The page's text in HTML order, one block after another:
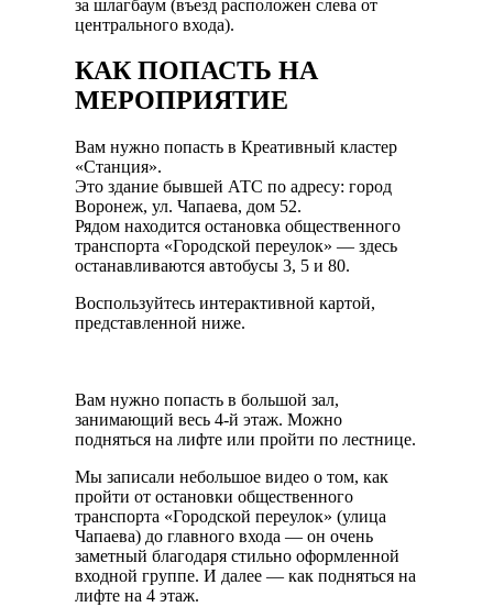
за шлагбаум (въезд расположен слева от
центрального входа).
КАК ПОПАСТЬ НА
МЕРОПРИЯТИЕ
Вам нужно попасть в Креативный кластер
«Станция».
Это здание бывшей АТС по адресу: город
Воронеж, ул. Чапаева, дом 52.
Рядом находится остановка общественного
транспорта «Городской переулок» — здесь
останавливаются автобусы 3, 5 и 80.
Воспользуйтесь интерактивной картой,
представленной ниже.
Вам нужно попасть в большой зал,
занимающий весь 4-й этаж. Можно
подняться на лифте или пройти по лестнице.
Мы записали небольшое видео о том, как
пройти от остановки общественного
транспорта «Городской переулок» (улица
Чапаева) до главного входа — он очень
заметный благодаря стильно оформленной
входной группе. И далее — как подняться на
лифте на 4 этаж.